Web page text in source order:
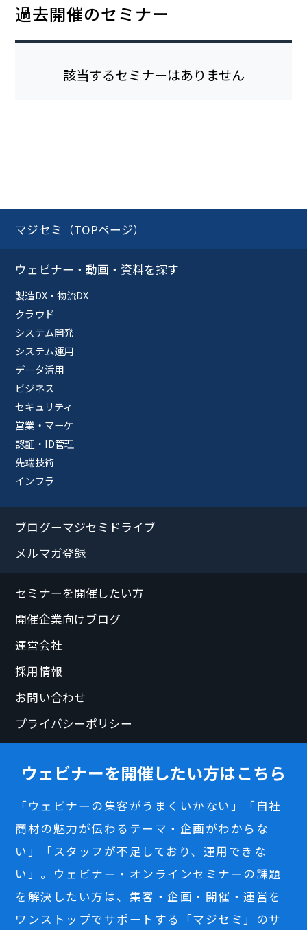
過去開催のセミナー
該当するセミナーはありません
マジセミ（TOPページ）
ウェビナー・動画・資料を探す
製造DX・物流DX
クラウド
システム開発
システム運用
データ活用
ビジネス
セキュリティ
営業・マーケ
認証・ID管理
先端技術
インフラ
ブログーマジセミドライブ
メルマガ登録
セミナーを開催したい方
開催企業向けブログ
運営会社
採用情報
お問い合わせ
プライバシーポリシー
ウェビナーを開催したい方はこちら
「ウェビナーの集客がうまくいかない」「自社
商材の魅力が伝わるテーマ・企画がわからな
い」「スタッフが不足しており、運用できな
い」。ウェビナー・オンラインセミナーの課題
を解決したい方は、集客・企画・開催・運営を
ワンストップでサポートする「マジセミ」のサ